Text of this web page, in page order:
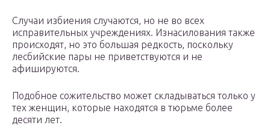
Случаи избиения случаются, но не во всех
исправительных учреждениях. Изнасилования также
происходят, но это большая редкость, поскольку
лесбийские пары не приветствуются и не
афишируются.
Подобное сожительство может складываться только у
тех женщин, которые находятся в тюрьме более
десяти лет.